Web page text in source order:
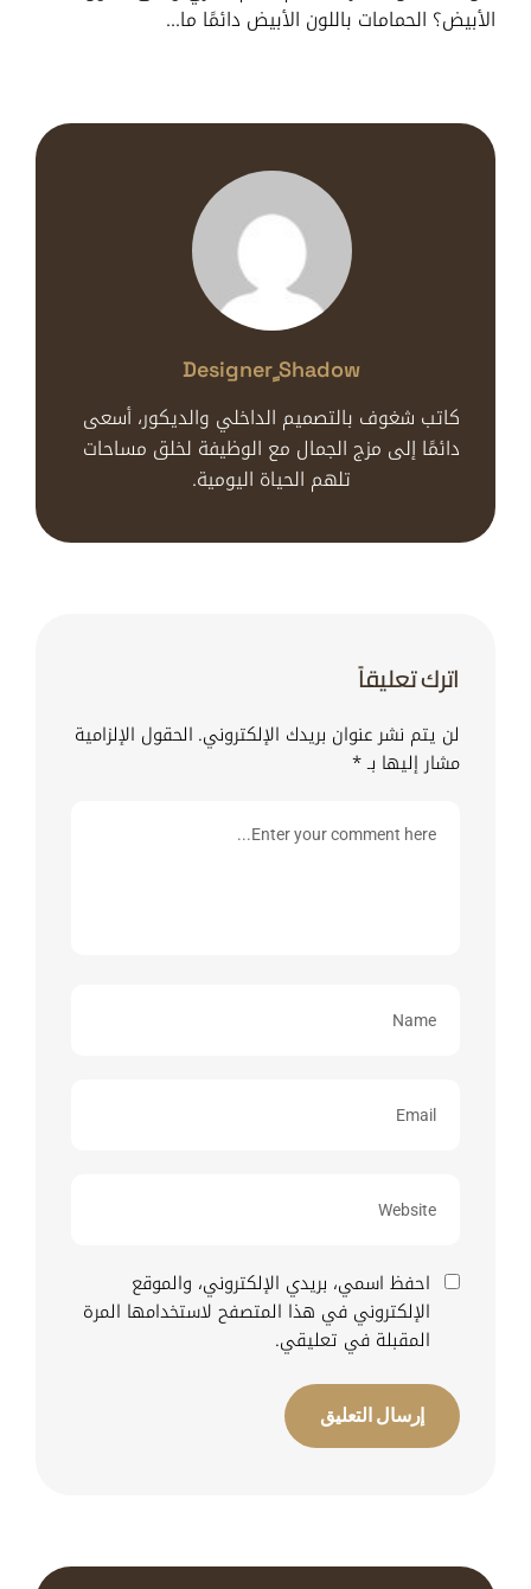
الأبيض؟ الحمامات باللون الأبيض دائمًا ما…
Designer ٍshadow
كاتب شغوف بالتصميم الداخلي والديكور، أسعى
دائمًا إلى مزج الجمال مع الوظيفة لخلق مساحات
تلهم الحياة اليومية.
اترك تعليقاً
لن يتم نشر عنوان بريدك الإلكتروني. الحقول الإلزامية
مشار إليها بـ*
احفظ اسمي، بريدي الإلكتروني، والموقع
الإلكتروني في هذا المتصفح لاستخدامها المرة
المقبلة في تعليقي.